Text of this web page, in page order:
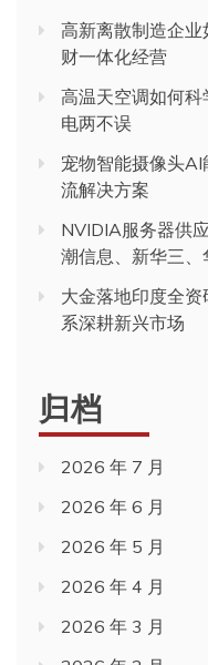
高新离散制造企业
财一体化经营
高温天空调如何
电两不误
宠物智能摄像头
流解决方案
NVIDIA服务器供
潮信息、新华三、
大金落地印度全
系深耕新兴市场
归档
2026 年 7 月
2026 年 6 月
2026 年 5 月
2026 年 4 月
2026 年 3 月